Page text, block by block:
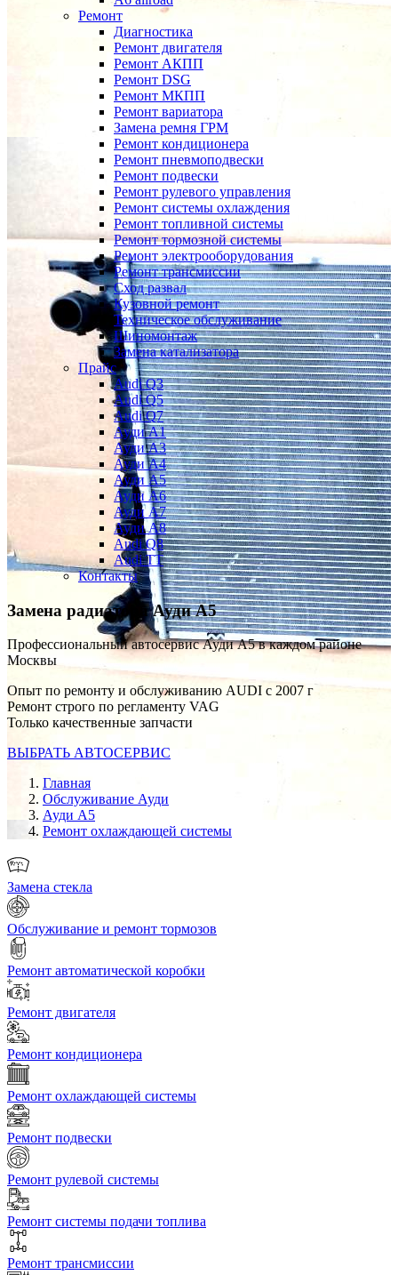
Ремонт
Диагностика
Ремонт двигателя
Ремонт АКПП
Ремонт DSG
Ремонт МКПП
Ремонт вариатора
Замена ремня ГРМ
Ремонт кондиционера
Ремонт пневмоподвески
Ремонт подвески
Ремонт рулевого управления
Ремонт системы охлаждения
Ремонт топливной системы
Ремонт тормозной системы
Ремонт электрооборудования
Ремонт трансмиссии
Сход развал
Кузовной ремонт
Техническое обслуживание
Шиномонтаж
Замена катализатора
Прайс
Audi Q3
Audi Q5
Audi Q7
Ауди А1
Ауди А3
Ауди А4
Ауди A5
Ауди А6
Ауди А7
Ауди A8
Audi Q8
Audi TT
Контакты
Замена радиатораАуди А5
Профессиональный автосервис Ауди А5 в каждом районе
Москвы
Опыт по ремонту и обслуживанию AUDI с 2007 г
Ремонт строго по регламенту VAG
Только качественные запчасти
ВЫБРАТЬ АВТОСЕРВИС
Главная
Обслуживание Ауди
Ауди А5
Ремонт охлаждающей системы
Замена стекла
Обслуживание и ремонт тормозов
Ремонт автоматической коробки
Ремонт двигателя
Ремонт кондиционера
Ремонт охлаждающей системы
Ремонт подвески
Ремонт рулевой системы
Ремонт системы подачи топлива
Ремонт трансмиссии